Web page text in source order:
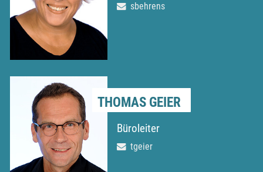
sbehrens
THOMAS GEIER
Büroleiter
tgeier